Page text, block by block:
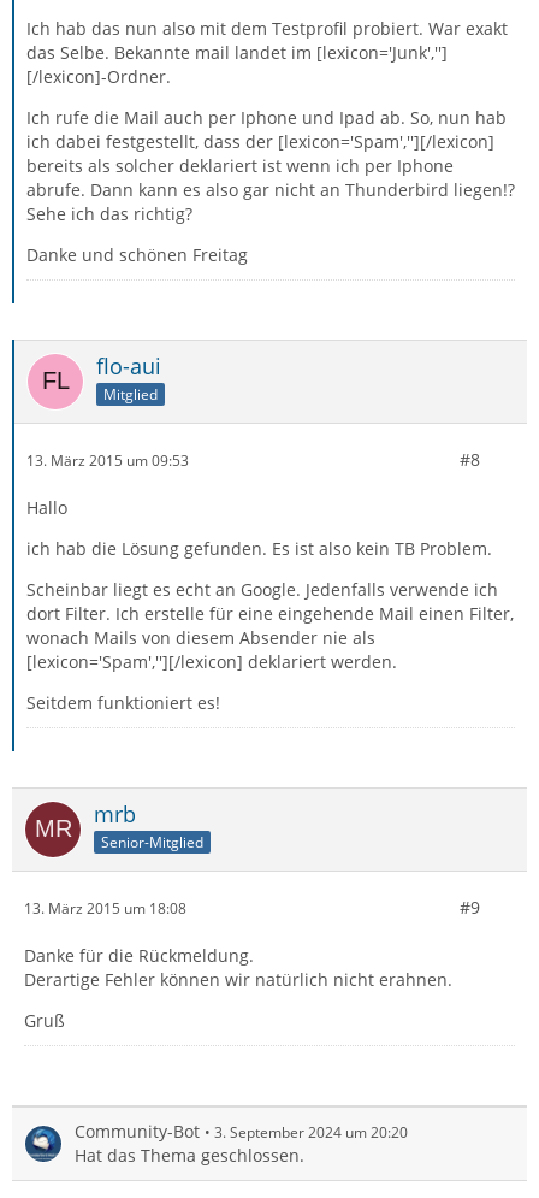
Ich hab das nun also mit dem Testprofil probiert. War exakt
das Selbe. Bekannte mail landet im [lexicon='Junk','']
[/lexicon]-Ordner.
Ich rufe die Mail auch per Iphone und Ipad ab. So, nun hab
ich dabei festgestellt, dass der [lexicon='Spam',''][/lexicon]
bereits als solcher deklariert ist wenn ich per Iphone
abrufe. Dann kann es also gar nicht an Thunderbird liegen!?
Sehe ich das richtig?
Danke und schönen Freitag
flo-aui
Mitglied
13. März 2015 um 09:53 #8
Hallo
ich hab die Lösung gefunden. Es ist also kein TB Problem.
Scheinbar liegt es echt an Google. Jedenfalls verwende ich
dort Filter. Ich erstelle für eine eingehende Mail einen Filter,
wonach Mails von diesem Absender nie als
[lexicon='Spam',''][/lexicon] deklariert werden.
Seitdem funktioniert es!
mrb
Senior-Mitglied
13. März 2015 um 18:08 #9
Danke für die Rückmeldung.
Derartige Fehler können wir natürlich nicht erahnen.
Gruß
Community-Bot 3. September 2024 um 20:20
Hat das Thema geschlossen.